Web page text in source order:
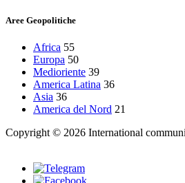
Aree Geopolitiche
Africa 55
Europa 50
Medioriente 39
America Latina 36
Asia 36
America del Nord 21
Copyright © 2026 International